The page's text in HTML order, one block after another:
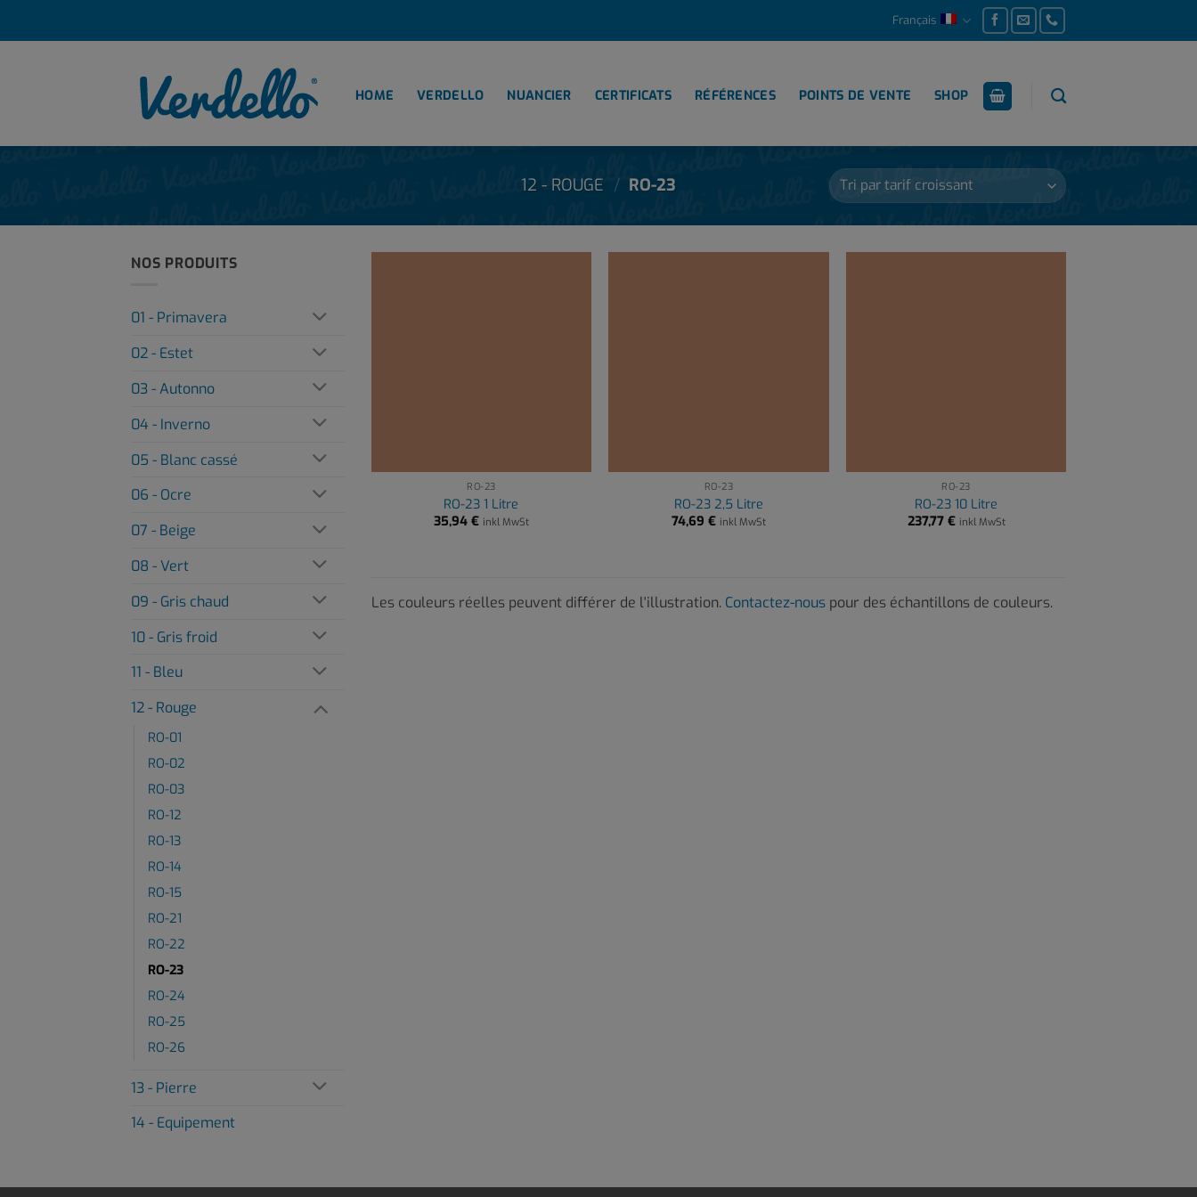
Français
HOME VERDELLO NUANCIER CERTIFICATS RÉFÉRENCES POINTS DE VENTE SHOP
12 - ROUGE / RO-23
NOS PRODUITS
01 - Primavera
02 - Estet
03 - Autonno
04 - Inverno
05 - Blanc cassé
06 - Ocre
07 - Beige
08 - Vert
09 - Gris chaud
10 - Gris froid
11 - Bleu
12 - Rouge
RO-01
RO-02
RO-03
RO-12
RO-13
RO-14
RO-15
RO-21
RO-22
RO-23
RO-24
RO-25
RO-26
13 - Pierre
14 - Equipement
RO-23
RO-23 1 Litre
35,94 € inkl MwSt
RO-23
RO-23 2,5 Litre
74,69 € inkl MwSt
RO-23
RO-23 10 Litre
237,77 € inkl MwSt
Les couleurs réelles peuvent différer de l'illustration. Contactez-nous pour des échantillons de couleurs.